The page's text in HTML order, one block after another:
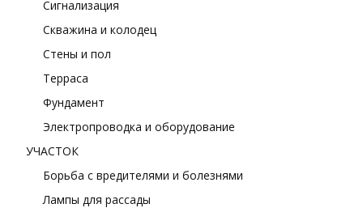
Сигнализация
Скважина и колодец
Стены и пол
Терраса
Фундамент
Электропроводка и оборудование
УЧАСТОК
Борьба с вредителями и болезнями
Лампы для рассады